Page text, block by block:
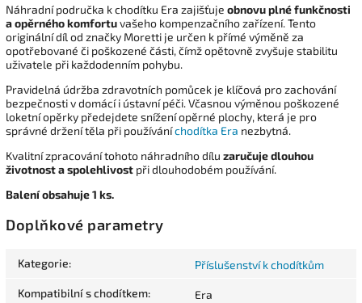
Náhradní područka k chodítku Era zajišťuje obnovu plné funkčnosti
a opěrného komfortuvašeho kompenzačního zařízení. Tento
originální díl od značky Moretti je určen k přímé výměně za
opotřebované či poškozené části, čímž opětovně zvyšuje stabilitu
uživatele při každodenním pohybu.
Pravidelná údržba zdravotních pomůcek je klíčová pro zachování
bezpečnosti v domácí i ústavní péči. Včasnou výměnou poškozené
loketní opěrky předejdete snížení opěrné plochy, která je pro
správné držení těla při používáníchodítka Era nezbytná.
Kvalitní zpracování tohoto náhradního dílu zaručuje dlouhou
životnost a spolehlivost při dlouhodobém používání.
Balení obsahuje 1 ks.
Doplňkové parametry
Kategorie: Příslušenství k chodítkům
Kompatibilní s chodítkem: Era